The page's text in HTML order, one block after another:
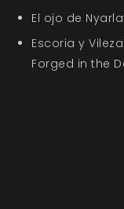
El ojo de
Escoria y
Forged in the